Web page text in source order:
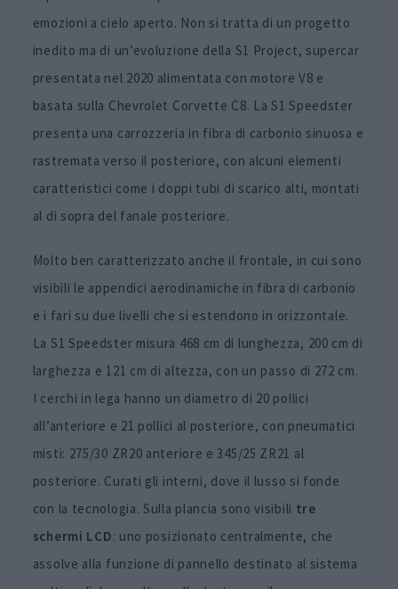
emozioni a cielo aperto. Non si tratta di un progetto
inedito ma di un’evoluzione della S1 Project, supercar
presentata nel 2020 alimentata con motore V8 e
basata sulla Chevrolet Corvette C8. La S1 Speedster
presenta una carrozzeria in fibra di carbonio sinuosa e
rastremata verso il posteriore, con alcuni elementi
caratteristici come i doppi tubi di scarico alti, montati
al di sopra del fanale posteriore.
Molto ben caratterizzato anche il frontale, in cui sono
visibili le appendici aerodinamiche in fibra di carbonio
e i fari su due livelli che si estendono in orizzontale.
La S1 Speedster misura 468 cm di lunghezza, 200 cm di
larghezza e 121 cm di altezza, con un passo di 272 cm.
I cerchi in lega hanno un diametro di 20 pollici
all’anteriore e 21 pollici al posteriore, con pneumatici
misti: 275/30 ZR20 anteriore e 345/25 ZR21 al
posteriore. Curati gli interni, dove il lusso si fonde
con la tecnologia. Sulla plancia sono visibili tre
schermi LCD: uno posizionato centralmente, che
assolve alla funzione di pannello destinato al sistema